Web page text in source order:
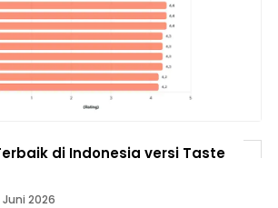
di Indonesia versi Taste
Juni 2026